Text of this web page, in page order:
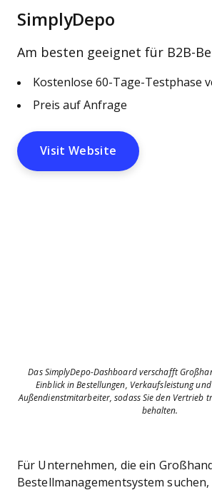
SimplyDepo
Am besten geeignet für B2B-
Kostenlose 60-Tage-Testphase
Preis auf Anfrage
Visit Website
Das SimplyDepo-Dashboard verschafft
Einblick in Bestellungen, Verkaufsleistung
Außendienstmitarbeiter, sodass Sie den Vertrieb
behalten.
Für Unternehmen, die ein
Bestellmanagementsystem